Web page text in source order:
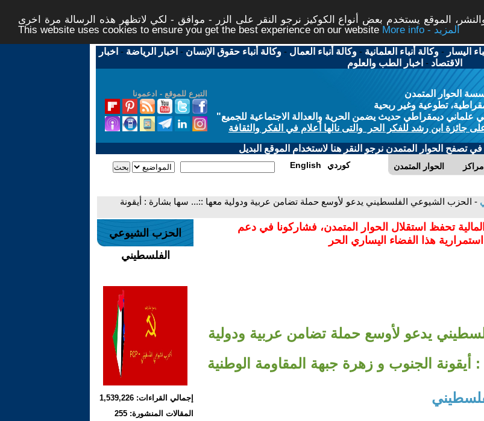
الموقع يستخدم بعض أنواع الكوكيز نرجو النقر على الزر - موافق - لكي لاتظهر هذه الرسالة مرة اخرى -
This website uses cookies to ensure you get the best experience on our website
More info - المزيد
اليسار -وكالة أنباء العلمانية -وكالة أنباء العمال -وكالة أنباء حقوق الإنسان - اخبار الرياضة - اخبار
الاقتصاد - اخبار الطب والعلوم
التبرع للموقع - ادعمونا
الحوار المتمدن
تطوعية وغير ربحية
ديمقراطي حديث يضمن الحرية والعدالة الاجتماعية للجميع"
جائزة ابن رشد للفكر الحر والتى نالها أعلام في الفكر والثقافة
تصفح الحوار المتمدن نرجو النقر هنا لاستخدام الموقع البديل
الحوار المتمدن مراكز English كوردي
- الحزب الشيوعي الفلسطيني يدعو لأوسع حملة تضامن عربية ودولية معها ::... سها بشارة : أيقونة
تحفظ استقلال الحوار المتمدن، فشاركونا في دعم
استمرارية هذا الفضاء اليساري الحر
يدعو لأوسع حملة تضامن عربية ودولية
الجنوب و زهرة جبهة المقاومة الوطنية
الحزب الشيوعي
الفلسطيني
إجمالي القراءات: 1,539,226
المقالات المنشورة: 255